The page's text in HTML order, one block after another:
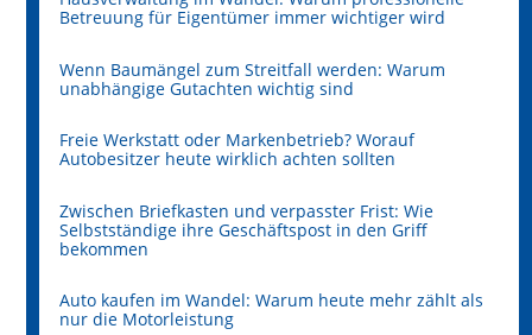
Betreuung für Eigentümer immer wichtiger wird
Wenn Baumängel zum Streitfall werden: Warum
unabhängige Gutachten wichtig sind
Freie Werkstatt oder Markenbetrieb? Worauf
Autobesitzer heute wirklich achten sollten
Zwischen Briefkasten und verpasster Frist: Wie
Selbstständige ihre Geschäftspost in den Griff
bekommen
Auto kaufen im Wandel: Warum heute mehr zählt als
nur die Motorleistung